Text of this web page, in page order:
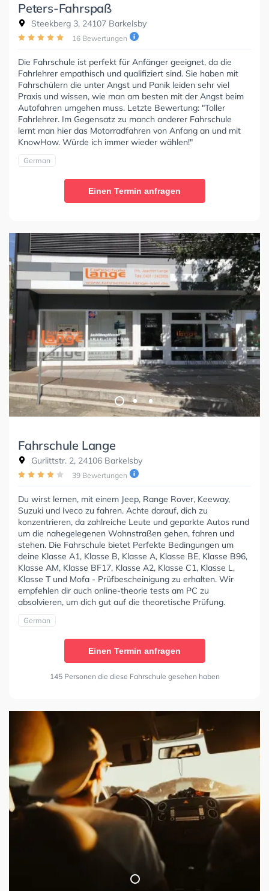
Peters-Fahrspaß
Steekberg 3, 24107 Barkelsby
16 Bewertungen
Die Fahrschule ist perfekt für Anfänger geeignet, da die
Fahrlehrer empathisch und qualifiziert sind. Sie haben mit
Fahrschülern die unter Angst und Panik leiden sehr viel
Praxis und wissen, wie man am besten mit der Angst beim
Autofahren umgehen muss. Letzte Bewertung: "Toller
Fahrlehrer. Im Gegensatz zu manch anderer Fahrschule
lernt man hier das Motorradfahren von Anfang an und mit
KnowHow. Würde ich immer wieder wählen!"
German
Einen Termin anfragen
Fahrschule Lange
Gurlittstr. 2, 24106 Barkelsby
39 Bewertungen
Du wirst lernen, mit einem Jeep, Range Rover, Keeway,
Suzuki und Iveco zu fahren. Achte darauf, dich zu
konzentrieren, da zahlreiche Leute und geparkte Autos rund
um die nahegelegenen Wohnstraßen gehen, fahren und
stehen. Die Fahrschule bietet Perfekte Bedingungen um
deine Klasse A1, Klasse B, Klasse A, Klasse BE, Klasse B96,
Klasse AM, Klasse BF17, Klasse A2, Klasse C1, Klasse L,
Klasse T und Mofa - Prüfbescheinigung zu erhalten. Wir
empfehlen dir auch online-theorie tests am PC zu
absolvieren, um dich gut auf die theoretische Prüfung.
German
Einen Termin anfragen
145 Personen die diese Fahrschule gesehen haben